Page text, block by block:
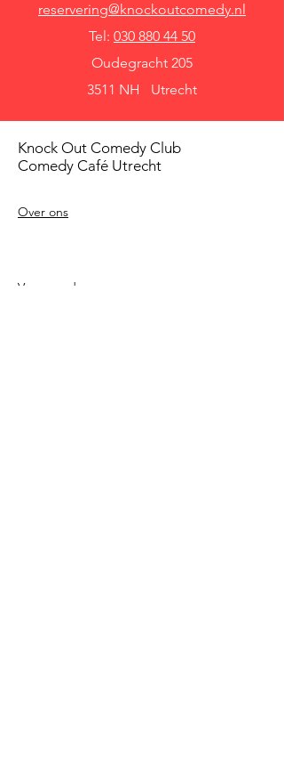
reservering@knockoutcomedy.nl
Tel: 030 880 44 50
Oudegracht 205
3511 NH Utrecht
Knock Out Comedy Club
Comedy Café Utrecht
Over ons
Voorwaarden